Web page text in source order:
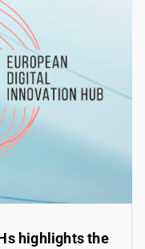
highlights the